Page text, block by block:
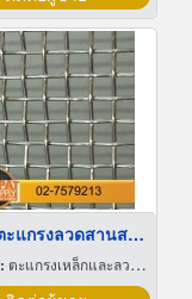
ขายส่ง ตะแกรงลวดสานสแตนเลส
ตะแกรงเหล็กและลวดตาข่าย